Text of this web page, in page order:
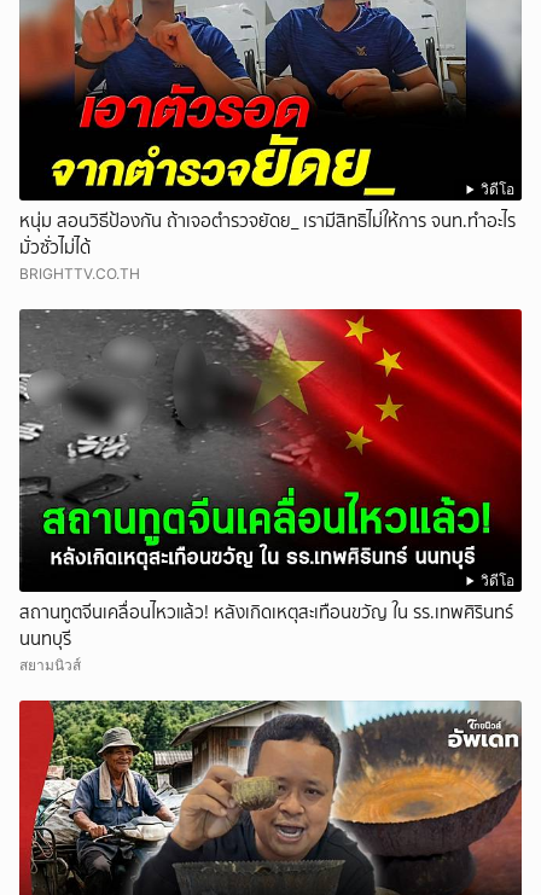
วิดีโอ
หนุ่ม สอนวิธีป้องกัน ถ้าเจอตำรวจยัดย_ เรามีสิทธิไม่ให้การ จนท.ทำอะไร
มั่วซั่วไม่ได้
BRIGHTTV.CO.TH
วิดีโอ
สถานทูตจีนเคลื่อนไหวแล้ว! หลังเกิดเหตุสะเทือนขวัญ ใน รร.เทพศิรินทร์
นนทบุรี
สยามนิวส์